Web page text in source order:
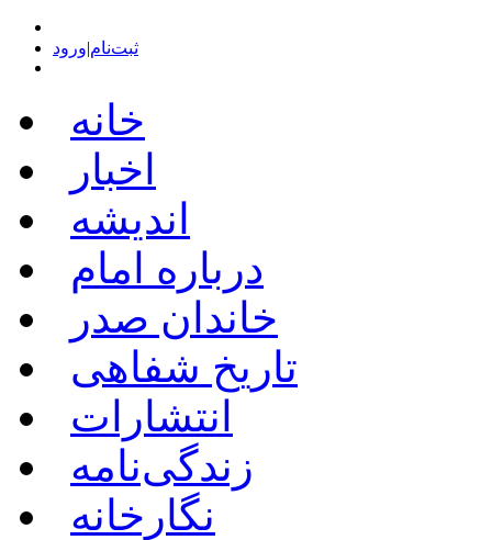
ثبت‌نام|ورود
خانه
اخبار
اندیشه
درباره امام
خاندان صدر
تاریخ شفاهی
انتشارات
زندگی‌نامه
نگارخانه